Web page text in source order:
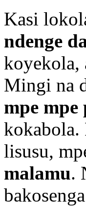
Kasi
ndenge
koyekola,
Mingi na
mpe mpe
kokabola.
lisusu,
malamu.